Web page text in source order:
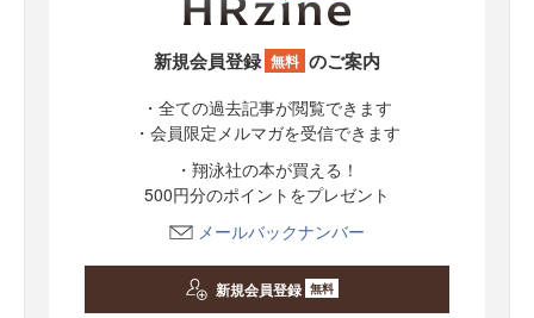
新規会員登録 無料 のご案内
・全ての過去記事が閲覧できます
・会員限定メルマガを受信できます
・翔泳社の本が買える！
500円分のポイントをプレゼント
メールバックナンバー
新規会員登録 無料